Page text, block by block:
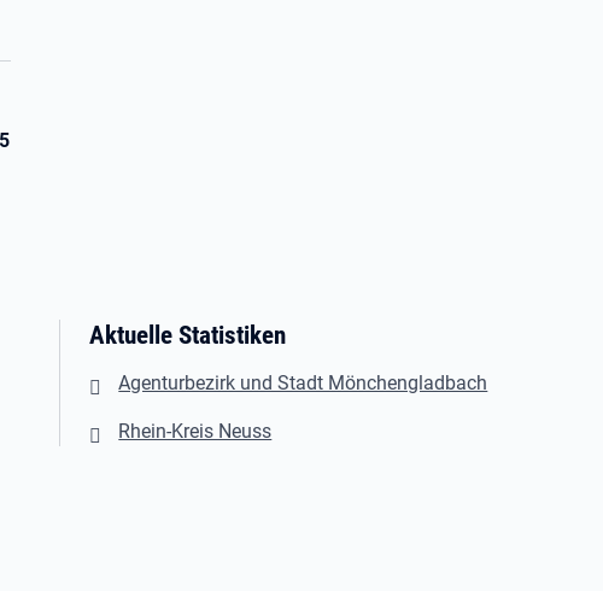
Aktuelle Statistiken
Agenturbezirk und Stadt Mönchengladbach
Rhein-Kreis Neuss